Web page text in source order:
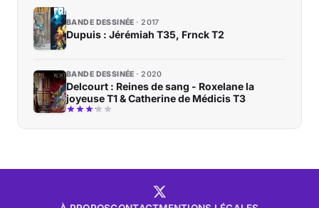
BANDE DESSINÉE 2017
Dupuis : Jérémiah T35, Frnck T2
BANDE DESSINÉE 2020
Delcourt : Reines de sang - Roxelane la
joyeuse T1 & Catherine de Médicis T3